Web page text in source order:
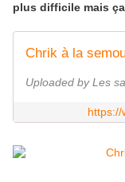
plus difficile mais
Chrik à la
Uploaded by Les
https://